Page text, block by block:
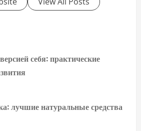
себя: практические
лучшие натуральные средства